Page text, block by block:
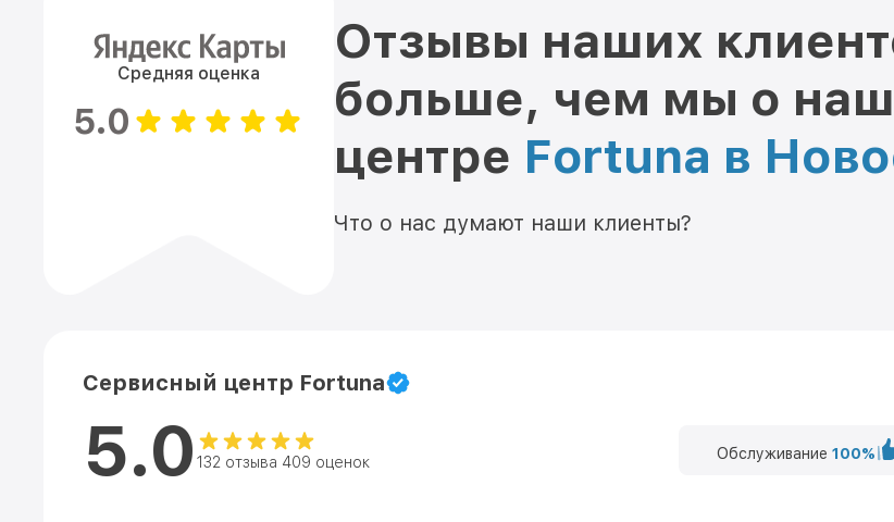
Средняя оценка
5.0
Отзывы наших
больше, чем мы о
центре Fortuna в
Что о нас думают наши клиенты?
Сервисный центр Fortuna
5.0 132 отзыва 409 оценок Обслуживание 100%